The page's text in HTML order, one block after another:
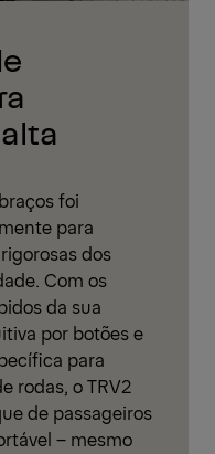
foi
para
dos
Com os
da sua
por botões e
para
rodas, o TRV2
de passageiros
– mesmo